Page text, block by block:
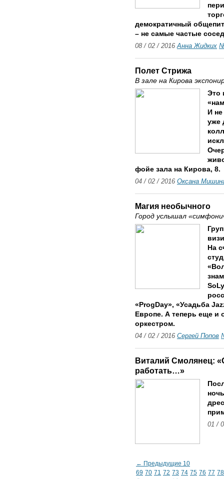
демократичный
– не самые частые
08 / 02 / 2016Анна Жидких №
Полет Стрижа
В зале на Кирова
Это
И
уже
фойе зала на Кирова, 8.
04 / 02 / 2016 Оксана
Магия необычного
Город услышал
На
«ProgDay», «Усадьба
Европе. А теперь еще
оркестром.
04 / 02 / 2016 Сергей Попов
Виталий Смолянец:
работать…»
01 /
← Предыдущие 10
69 70 71 72 73 74 75 76 77 78